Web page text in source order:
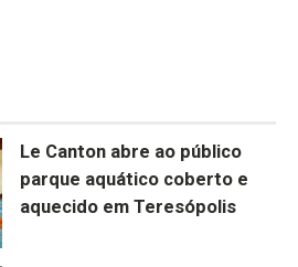
Le Canton abre ao público
parque aquático coberto e
aquecido em Teresópolis